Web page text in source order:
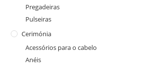
Pregadeiras
Pulseiras
Cerimónia
Acessórios para o cabelo
Anéis